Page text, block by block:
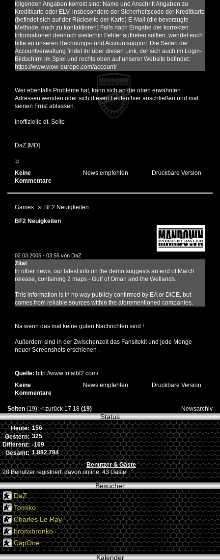
folgenden Angaben korrekt sind: Name und Anschrift Angaben zu
Kreditkarte oder ELV, insbesondere der Sicherheitscode der Kreditkarte
(befindet sich auf der Rückseite der Karte) E-Mail (die bevorzugte
Methode, euch zu kontaktieren) Falls nach Eingabe der korrekten
Informationen dennoch weiterhin Fehler auftreten sollten, wendet euch
bitte an unseren Rechnungs- und Accountsupport. Die Seiten der
Accountverwaltung findet ihr über diesen Link, der sich auch im Login-
Bildschirm im Spiel und rechts oben auf unserer Website befindet:
https://www.wow-europe.com/account/
Wer ebenfalls Probleme hat, kann sich an die oben erwähnten
Adressen wenden oder sich diesen Leuten hier anschließen und mal
seinen Frust ablassen.
inoffizielle dt. Seite
DaZ [MD]
:p
Keine
Kommentare
News empfehlen Druckbare Version
Games
BF2 Neuigkeiten
BF2 Neuigkeiten
02.03.2005 - 03:55 von DaZ
Zitat
In other news, our latest info on the demo suggests an end of March
release, containing 2 maps - Gulf of Oman and the Wetlands.
This information is in no way publicly confirmed by EA or DICE, but
comes from reliable sources within the aforementioned companies.
Na wenn das mal keine guten Nachrichten sind !
Außerdem sind in der Zwischenzeit das Fansitekitund jede Menge
neuer Screenshots erschienen .
Quelle: http://www.totalbf2.com/
Keine
Kommentare
News empfehlen Druckbare Version
Seiten (19): < zurück 17 18 (19) Newsarchiv
Status
Heute: 156
Gestern: 325
Differenz: -169
Gesamt: 1.882.784
Benutzer & Gäste
28 Benutzer registriert, davon online: 43 Gäste
Besucher
DaZ
Tomiko
Charles Le Ray
bronxbronko
CapOne
Kalender